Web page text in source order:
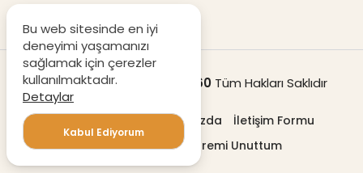
© Copyright 2020 Destek360 Tüm Hakları Saklıdır
Hakkımızda
İletişim Formu
Profilimi Düzenle
Şifremi Unuttum
Bu web sitesinde en iyi
deneyimi yaşamanızı
sağlamak için çerezler
kullanılmaktadır.
Detaylar
Kabul Ediyorum